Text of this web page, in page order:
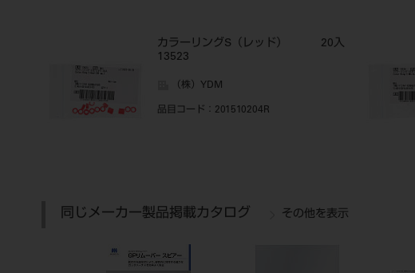
カラーリングS（レッド） 20入
13523
（株）YDM
品目コード ：201510204R
同じメーカー製品掲載カタログ その他を表示